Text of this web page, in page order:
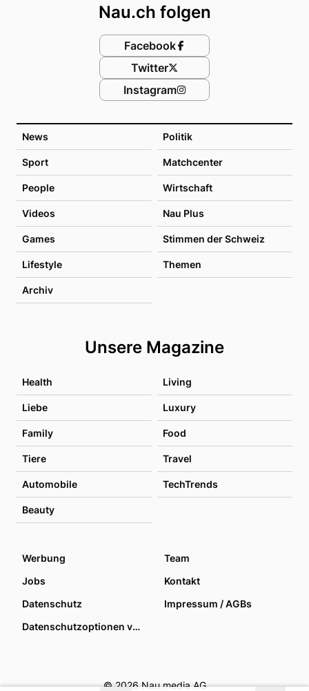
News Politik
Sport Matchcenter
People Wirtschaft
Videos Nau Plus
Games Stimmen der Schweiz
Lifestyle Themen
Archiv
Unsere Magazine
Health Living
Liebe Luxury
Family Food
Tiere Travel
Automobile TechTrends
Beauty
Nau.ch folgen
Facebook
Twitter
Instagram
Werbung
Team
Jobs
Kontakt
Datenschutz
Impressum / AGBs
Datenschutzoptionen verwalten
© 2026 Nau media AG